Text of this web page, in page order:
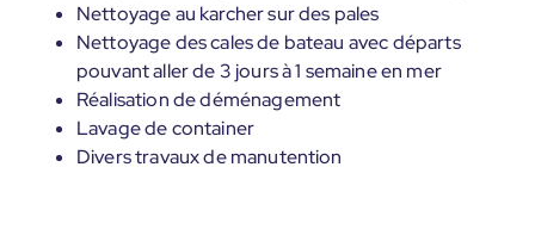
Nettoyage au karcher sur des pales
Nettoyage des cales de bateau avec départs
pouvant aller de 3 jours à 1 semaine en mer
Réalisation de déménagement
Lavage de container
Divers travaux de manutention